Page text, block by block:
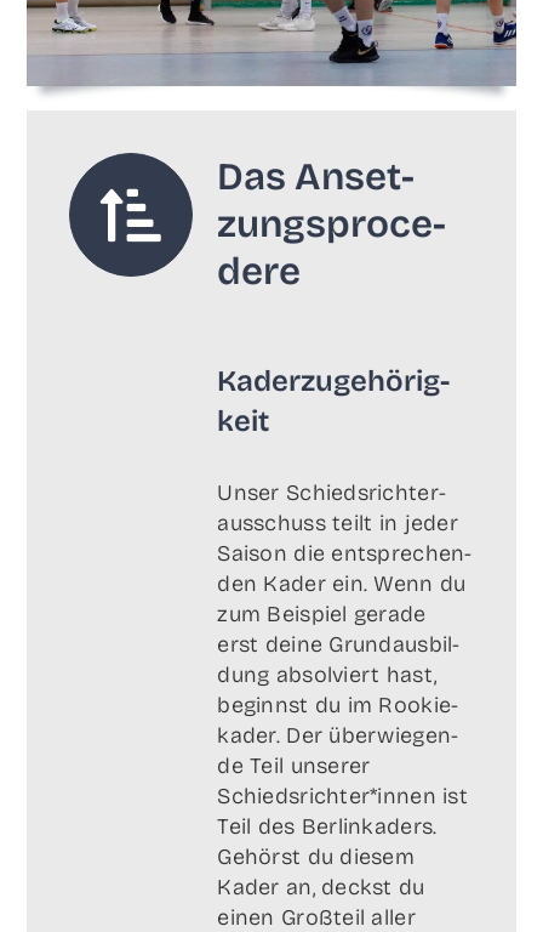
Das Anset­
zungs­pro­ce­
de­re
Kad­er­zu­ge­hö­rig­
keit
Unser Schieds­rich­ter­
aus­schuss teilt in jeder
Sai­son die ent­spre­chen­
den Kader ein. Wenn du
zum Bei­spiel gera­de
erst dei­ne Grund­aus­bil­
dung absol­viert hast,
beginnst du im Roo­kie­
ka­der. Der über­wie­gen­
de Teil unse­rer
Schiedsrichter*innen ist
Teil des Ber­lin­ka­ders.
Gehörst du die­sem
Kader an, deckst du
einen Groß­teil aller